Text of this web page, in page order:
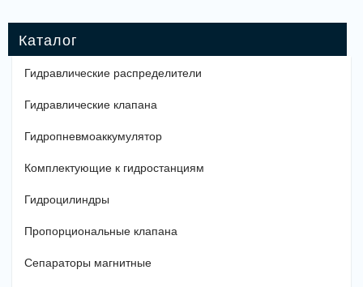
Гидравлические распределители
Гидравлические клапана
Гидропневмоаккумулятор
Комплектующие к гидростанциям
Гидроцилиндры
Пропорциональные клапана
Сепараторы магнитные